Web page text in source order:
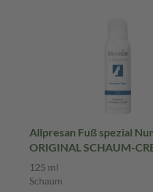
Allpresan Fuß spezial
ORIGINAL SCHAUM-
Trockene Haut 125 ml
125 ml
Schaum